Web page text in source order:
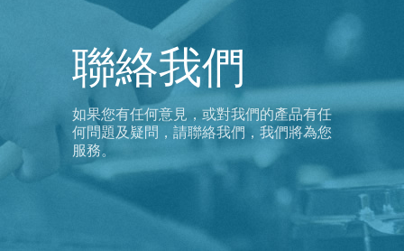
聯絡我們
如果您有任何意見，或對我們的產品有任
何問題及疑問，請聯絡我們，我們將為您
服務。